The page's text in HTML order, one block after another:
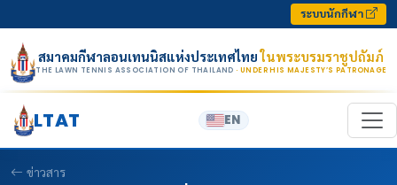
ระบบนักกีฬา
สมาคมกีฬาลอนเทนนิสแห่งประเทศไทยในพระบรมราชูปถัมภ์
THE LAWN TENNIS ASSOCIATION OF THAILAND · UNDER HIS MAJESTY’S PATRONAGE
LTAT EN
ข่าวสาร